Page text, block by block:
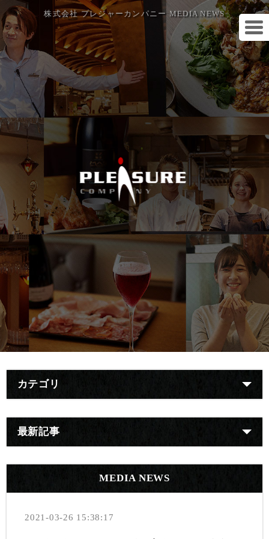
株式会社 プレジャーカンパニー MEDIA NEWS
カテゴリ
最新記事
MEDIA NEWS
2021-03-26 15:38:17